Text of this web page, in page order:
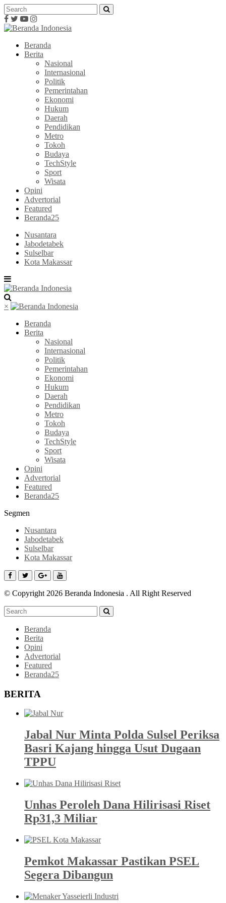
Beranda
Berita
Nasional
Internasional
Politik
Pemerintahan
Ekonomi
Hukum
Daerah
Pendidikan
Metro
Tokoh
Budaya
TechStyle
Sport
Wisata
Opini
Advertorial
Featured
Beranda25
Nusantara
Jabodetabek
Sulselbar
Kota Makassar
×
Beranda
Berita
Nasional
Internasional
Politik
Pemerintahan
Ekonomi
Hukum
Daerah
Pendidikan
Metro
Tokoh
Budaya
TechStyle
Sport
Wisata
Opini
Advertorial
Featured
Beranda25
Segmen
Nusantara
Jabodetabek
Sulselbar
Kota Makassar
© Copyright 2026 Beranda Indonesia . All Right Reserved
Beranda
Berita
Opini
Advertorial
Featured
Beranda25
BERITA
Jabal Nur Minta Polda Sulsel Periksa
Basri Kajang hingga Usut Dugaan
TPPU
Unhas Peroleh Dana Hilirisasi Riset
Rp31,3 Miliar
Pemkot Makassar Pastikan PSEL
Segera Dibangun